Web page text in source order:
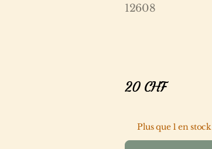
12608
20CHF
Plus que 1 en stock